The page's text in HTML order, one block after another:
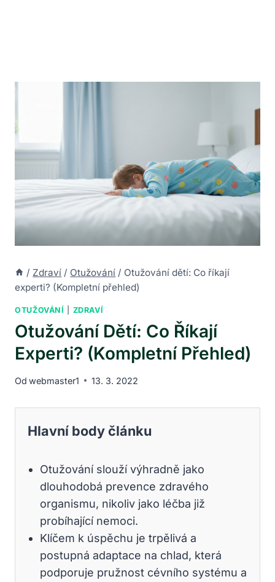
/ Zdraví / Otužování / Otužování dětí: Co říkají
experti? (Kompletní přehled)
OTUŽOVÁNÍ ZDRAVÍ
Otužování Dětí: Co Říkají
Experti? (Kompletní Přehled)
Od webmaster1 13. 3. 2022
Hlavní body článku
Otužování slouží výhradně jako
dlouhodobá prevence zdravého
organismu, nikoliv jako léčba již
probíhající nemoci.
Klíčem k úspěchu je trpělivá a
postupná adaptace na chlad, která
podporuje pružnost cévního systému a